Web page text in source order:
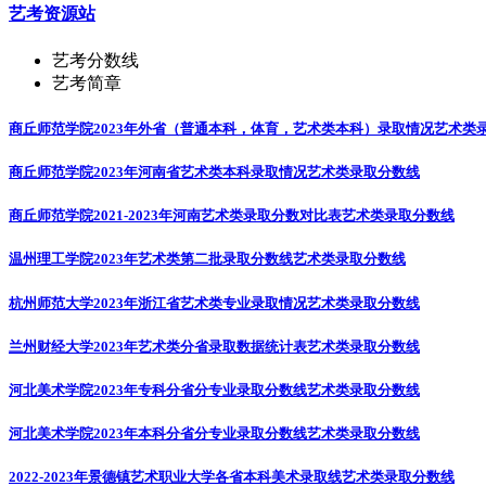
艺考资源站
艺考分数线
艺考简章
商丘师范学院2023年外省（普通本科，体育，艺术类本科）录取情况艺术类
商丘师范学院2023年河南省艺术类本科录取情况艺术类录取分数线
商丘师范学院2021-2023年河南艺术类录取分数对比表艺术类录取分数线
温州理工学院2023年艺术类第二批录取分数线艺术类录取分数线
杭州师范大学2023年浙江省艺术类专业录取情况艺术类录取分数线
兰州财经大学2023年艺术类分省录取数据统计表艺术类录取分数线
河北美术学院2023年专科分省分专业录取分数线艺术类录取分数线
河北美术学院2023年本科分省分专业录取分数线艺术类录取分数线
2022-2023年景德镇艺术职业大学各省本科美术录取线艺术类录取分数线